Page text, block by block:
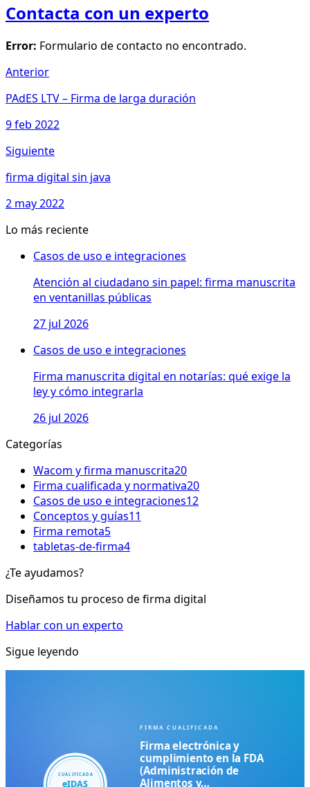
Contacta con un experto
Error: Formulario de contacto no encontrado.
Anterior
PAdES LTV – Firma de larga duración
9 feb 2022
Siguiente
firma digital sin java
2 may 2022
Lo más reciente
Casos de uso e integraciones
Atención al ciudadano sin papel: firma manuscrita
en ventanillas públicas
27 jul 2026
Casos de uso e integraciones
Firma manuscrita digital en notarías: qué exige la
ley y cómo integrarla
26 jul 2026
Categorías
Wacom y firma manuscrita20
Firma cualificada y normativa20
Casos de uso e integraciones12
Conceptos y guías11
Firma remota5
tabletas-de-firma4
¿Te ayudamos?
Diseñamos tu proceso de firma digital
Hablar con un experto
Sigue leyendo